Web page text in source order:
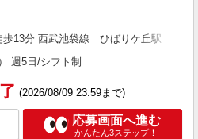
13分 西武池袋線 ひばりケ丘駅 車7分
週5日/シフト制
(2026/08/09 23:59まで)
応募画面へ進む
かんたん3ステップ！